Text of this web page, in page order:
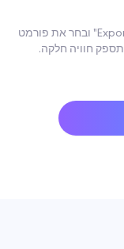
כשתהיה מרוצה מהתרגום, לחץ על כפתור "Export" ובחר את פורמט
חוויה חלקה.